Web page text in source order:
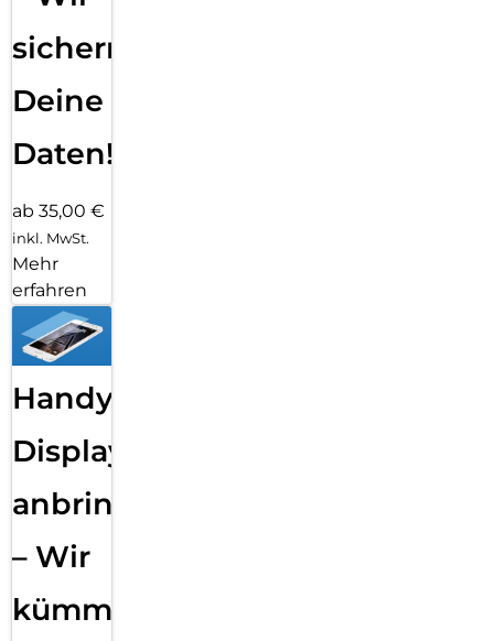
sichern
Deine
Daten!
ab 35,00 €
inkl. MwSt.
Mehr
erfahren
Handy
Displayfolie
anbringen
– Wir
kümmern